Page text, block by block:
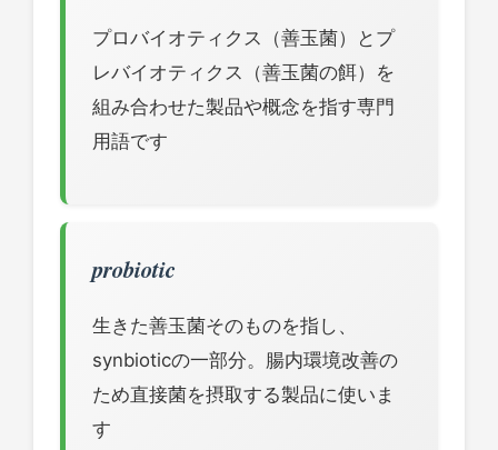
プロバイオティクス（善玉菌）とプ
レバイオティクス（善玉菌の餌）を
組み合わせた製品や概念を指す専門
用語です
probiotic
生きた善玉菌そのものを指し、
synbioticの一部分。腸内環境改善の
ため直接菌を摂取する製品に使いま
す